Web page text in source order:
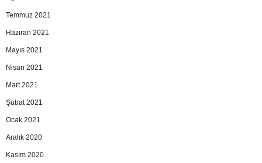
Temmuz 2021
Haziran 2021
Mayıs 2021
Nisan 2021
Mart 2021
Şubat 2021
Ocak 2021
Aralık 2020
Kasım 2020